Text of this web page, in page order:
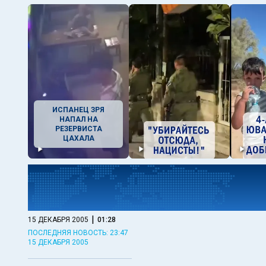
ИСПАНЕЦ ЗРЯ
НАПАЛ НА
РЕЗЕРВИСТА
ЦАХАЛА
15 ДЕКАБРЯ 2005 | 01:28
ПОСЛЕДНЯЯ НОВОСТЬ: 23:47
15 ДЕКАБРЯ 2005